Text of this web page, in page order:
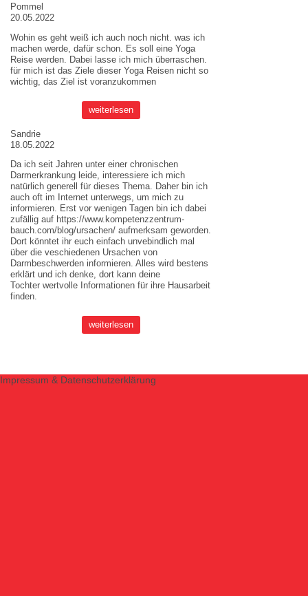
Pommel
20.05.2022
Wohin es geht weiß ich auch noch nicht. was ich
machen werde, dafür schon. Es soll eine Yoga
Reise werden. Dabei lasse ich mich überraschen.
für mich ist das Ziele dieser Yoga Reisen nicht so
wichtig, das Ziel ist voranzukommen
weiterlesen
Sandrie
18.05.2022
Da ich seit Jahren unter einer chronischen
Darmerkrankung leide, interessiere ich mich
natürlich generell für dieses Thema. Daher bin ich
auch oft im Internet unterwegs, um mich zu
informieren. Erst vor wenigen Tagen bin ich dabei
zufällig auf https://www.kompetenzzentrum-
bauch.com/blog/ursachen/ aufmerksam geworden.
Dort könntet ihr euch einfach unvebindlich mal
über die veschiedenen Ursachen von
Darmbeschwerden informieren. Alles wird bestens
erklärt und ich denke, dort kann deine
Tochter wertvolle Informationen für ihre Hausarbeit
finden.
weiterlesen
Impressum & Datenschutzerklärung